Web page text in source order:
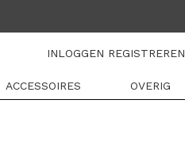
INLOGGEN REGISTREREN
ACCESSOIRES OVERIG